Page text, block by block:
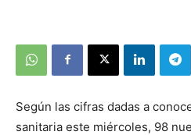
Según las cifras dadas a
sanitaria este miércoles, 98